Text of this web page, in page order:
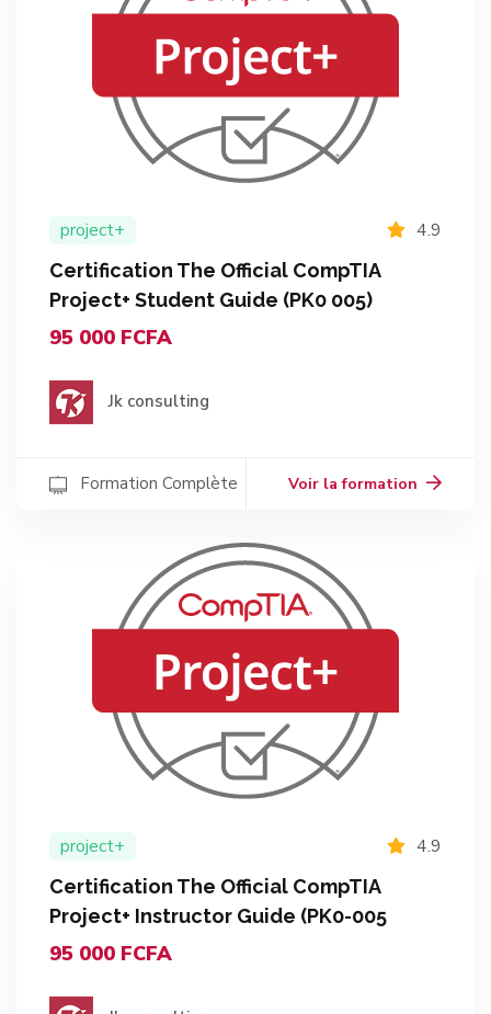
project+ 4.9
Certification The Official CompTIA
Project+ Student Guide (PK0 005)
95 000 FCFA
Jk consulting
Formation Complète Voir la formation
project+ 4.9
Certification The Official CompTIA
Project+ Instructor Guide (PK0-005
95 000 FCFA